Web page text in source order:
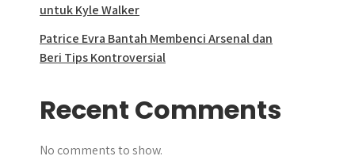
untuk Kyle Walker
Patrice Evra Bantah Membenci Arsenal dan
Beri Tips Kontroversial
Recent Comments
No comments to show.